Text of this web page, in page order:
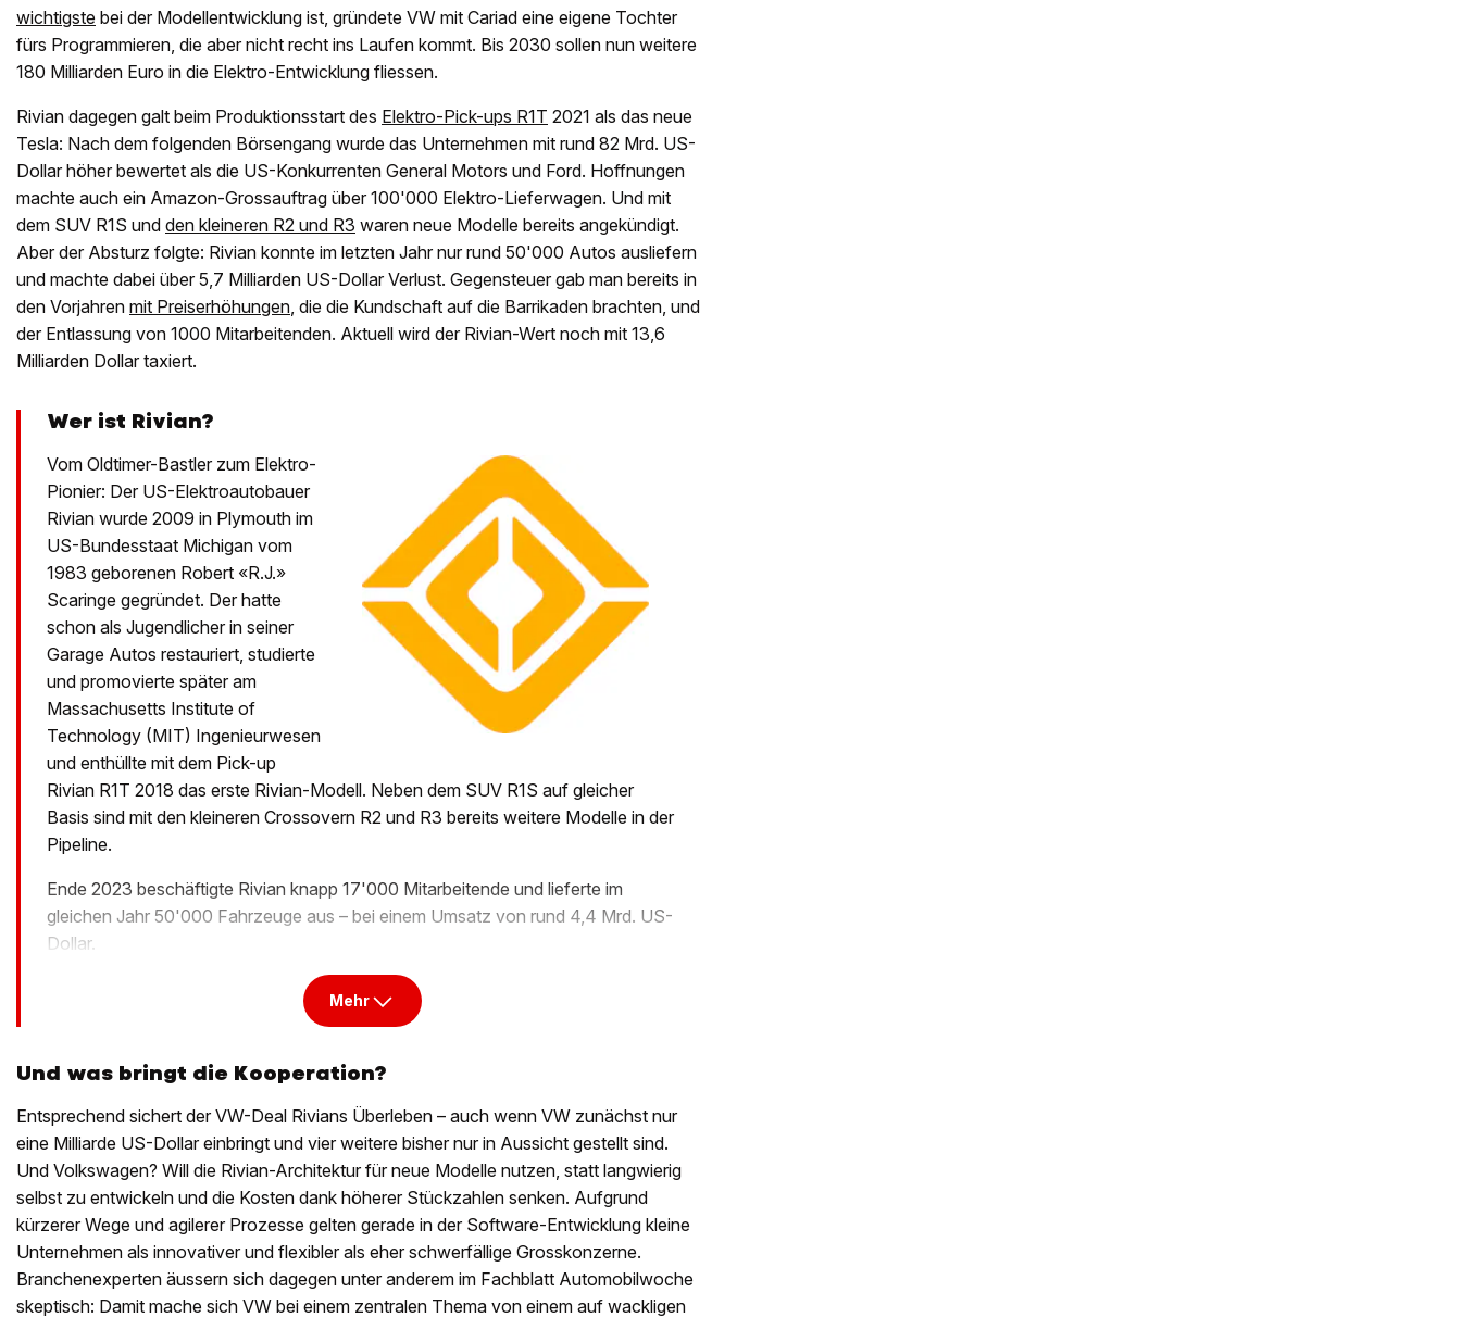
wichtigste bei der Modellentwicklung ist, gründete VW mit Cariad eine eigene Tochter
fürs Programmieren, die aber nicht recht ins Laufen kommt. Bis 2030 sollen nun weitere
180 Milliarden Euro in die Elektro-Entwicklung fliessen.
Rivian dagegen galt beim Produktionsstart des Elektro-Pick-ups R1T 2021 als das neue
Tesla: Nach dem folgenden Börsengang wurde das Unternehmen mit rund 82 Mrd. US-
Dollar höher bewertet als die US-Konkurrenten General Motors und Ford. Hoffnungen
machte auch ein Amazon-Grossauftrag über 100'000 Elektro-Lieferwagen. Und mit
dem SUV R1S und den kleineren R2 und R3 waren neue Modelle bereits angekündigt.
Aber der Absturz folgte: Rivian konnte im letzten Jahr nur rund 50'000 Autos ausliefern
und machte dabei über 5,7 Milliarden US-Dollar Verlust. Gegensteuer gab man bereits in
den Vorjahren mit Preiserhöhungen , die die Kundschaft auf die Barrikaden brachten, und
der Entlassung von 1000 Mitarbeitenden. Aktuell wird der Rivian-Wert noch mit 13,6
Milliarden Dollar taxiert.
Wer ist Rivian?
Vom Oldtimer-Bastler zum Elektro-
Pionier: Der US-Elektroautobauer
Rivian wurde 2009 in Plymouth im
US-Bundesstaat Michigan vom
1983 geborenen Robert «R.J.»
Scaringe gegründet. Der hatte
schon als Jugendlicher in seiner
Garage Autos restauriert, studierte
und promovierte später am
Massachusetts Institute of
Technology (MIT) Ingenieurwesen
und enthüllte mit dem Pick-up
Rivian R1T 2018 das erste Rivian-Modell. Neben dem SUV R1S auf gleicher
Basis sind mit den kleineren Crossovern R2 und R3 bereits weitere Modelle in der
Pipeline.
Ende 2023 beschäftigte Rivian knapp 17'000 Mitarbeitende und lieferte im
gleichen Jahr 50'000 Fahrzeuge aus – bei einem Umsatz von rund 4,4 Mrd. US-
Dollar.
Mehr
Und was bringt die Kooperation?
Entsprechend sichert der VW-Deal Rivians Überleben – auch wenn VW zunächst nur
eine Milliarde US-Dollar einbringt und vier weitere bisher nur in Aussicht gestellt sind.
Und Volkswagen? Will die Rivian-Architektur für neue Modelle nutzen, statt langwierig
selbst zu entwickeln und die Kosten dank höherer Stückzahlen senken. Aufgrund
kürzerer Wege und agilerer Prozesse gelten gerade in der Software-Entwicklung kleine
Unternehmen als innovativer und flexibler als eher schwerfällige Grosskonzerne.
Branchenexperten äussern sich dagegen unter anderem im Fachblatt Automobilwoche
skeptisch: Damit mache sich VW bei einem zentralen Thema von einem auf wackligen